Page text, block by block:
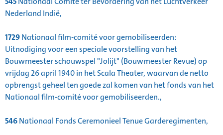
Nederland Indië,
1729Nationaal film-comité voor gemobiliseerden:
Uitnodiging voor een speciale voorstelling van het
Bouwmeester schouwspel "Jolijt" (Bouwmeester Revue) op
vrijdag 26 april 1940 in het Scala Theater, waarvan de netto
opbrengst geheel ten goede zal komen van het fonds van het
Nationaal film-comité voor gemobiliseerden.,
546Nationaal Fonds Ceremonieel Tenue Garderegimenten,